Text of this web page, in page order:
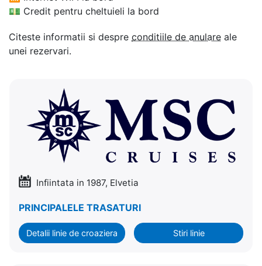
💵 Credit pentru cheltuieli la bord
Citeste informatii si despre conditiile de anulare ale
unei rezervari.
Infiintata in 1987, Elvetia
PRINCIPALELE TRASATURI
Detalii linie de croaziera Stiri linie